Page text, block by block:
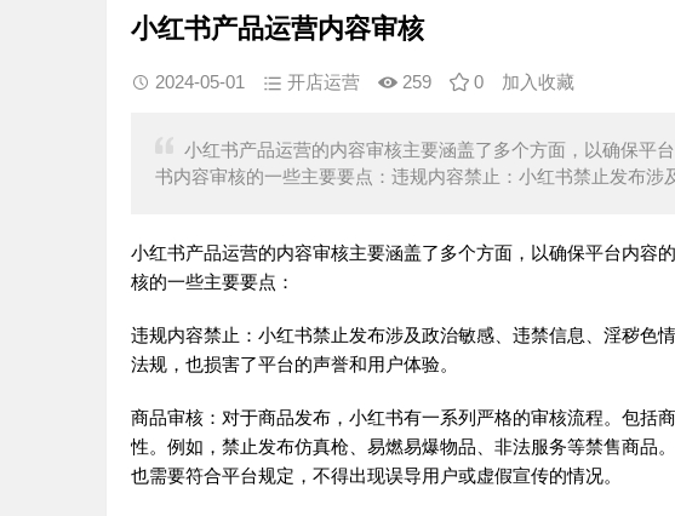
小红书产品运营内容审核
2024-05-01 开店运营 259 0 加入收藏
小红书产品运营的内容审核主要涵盖了多个方面，以确保平
书内容审核的一些主要要点：违规内容禁止：小红书禁止发布涉
小红书产品运营的内容审核主要涵盖了多个方面，以确保平台内容
核的一些主要要点：
违规内容禁止：小红书禁止发布涉及政治敏感、违禁信息、淫秽色
法规，也损害了平台的声誉和用户体验。
商品审核：对于商品发布，小红书有一系列严格的审核流程。包括
性。例如，禁止发布仿真枪、易燃易爆物品、非法服务等禁售商品
也需要符合平台规定，不得出现误导用户或虚假宣传的情况。